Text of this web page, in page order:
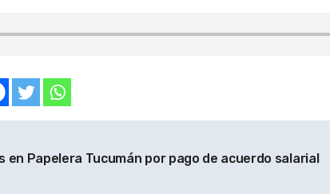
en Papelera Tucumán por pago de acuerdo salarial